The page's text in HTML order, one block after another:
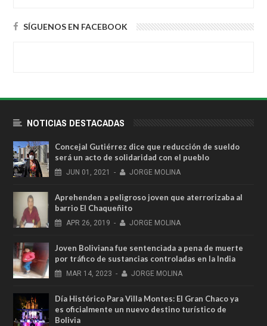
SÍGUENOS EN FACEBOOK
NOTICIAS DESTACADAS
Concejal Gutiérrez dice que reducción de sueldo
será un acto de solidaridad con el pueblo
JUN 01, 2021 - JORGE MOLINA
Aprehenden a peligroso joven que aterrorizaba al
barrio El Chaqueñito
APR 26, 2019 - JORGE MOLINA
Joven Boliviana fue sentenciada a pena de muerte
por tráfico de sustancias controladas en la India
MAR 14, 2023 - JORGE MOLINA
Día Histórico Para Villa Montes: El Gran Chaco ya
es oficialmente un nuevo destino turístico de
Bolivia